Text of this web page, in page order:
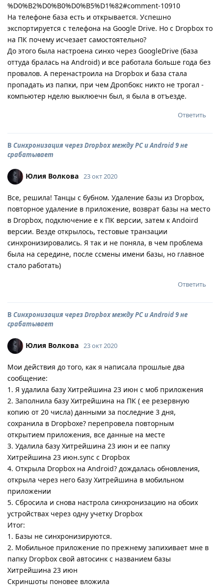
%D0%B2%D0%B0%D0%B5%D1%82#comment-10910
На телефоне база есть и открывается. Успешно
экспортируется с телефона на Google Drive. Но с Dropbox то
на ПК почему исчезает самостоятельно?
До этого была настроена синхо через GoogleDrive (база
оттуда бралась на Android) и все работала больше года без
провалов. А перенастроила на Dropbox и база стала
пропадать из папки, при чем Дропбокс никто не трогал -
компьютер нделю выклюечн был, я была в отъезде.
Ответить
В Синхронизация через Dropbox между PC и Android 9 не
срабатывает
Юлия Волкова 23 окт 2020
Все, решила! Танцы с бубном. Удаление базы из Dropbox,
повторное удаление в приложение, возврат базы на место
в Dropbox, подключение е к ПК версии, затем к Andoird
версии. Везде открылось, тестовые транзации
синхронизировались. Я так и не поняла, в чем проблема
была на середине, после ссмены имени базы, но главное
стало работать)
Ответить
В Синхронизация через Dropbox между PC и Android 9 не
срабатывает
Юлия Волкова 23 окт 2020
Мои действия до того, как я написала прошлые два
сообщение:
1. Я удалила базу Хитрейшина 23 июн с моб приложения
2. Заполнила базу Хитрейшина на ПК ( ее резервную
копию от 20 числа) данными за последние 3 дня,
сохранила в Dropboxe? перепровела повторным
открытием приложения, все данные на месте
3. Удалила базу Хитрейшина 23 июн и ее папку
Хитрейшина 23 июн.sync с Dropbox
4. Открыла Dropbox на Android? дождалась обновления,
открыла через него базу Хитрейшина в мобильном
приложении
5. Сбросила и снова настрола синхронизацию на обоих
устройствах через одну учетку Dropbox
Итог:
1. Базы не синхронизируются.
2. Мобильное приложение по прежнему запихивает мне в
папку Dropbox свой автосинк с названием базы
Хитрейшина 23 июн
Скриншоты поновее вложила